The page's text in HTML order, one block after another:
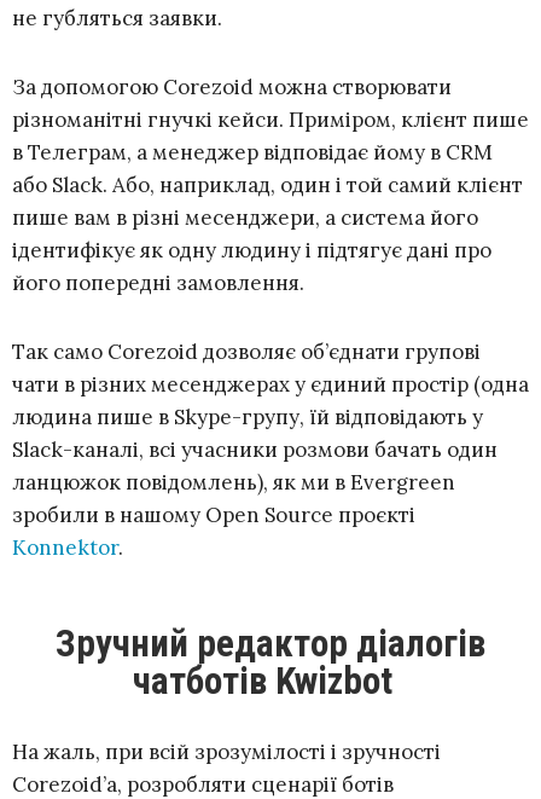
не губляться заявки.
За допомогою Corezoid можна створювати
різноманітні гнучкі кейси. Приміром, клієнт пише
в Телеграм, а менеджер відповідає йому в CRM
або Slack. Або, наприклад, один і той самий клієнт
пише вам в різні месенджери, а система його
ідентифікує як одну людину і підтягує дані про
його попередні замовлення.
Так само Corezoid дозволяє об’єднати групові
чати в різних месенджерах у єдиний простір (одна
людина пише в Skype-групу, їй відповідають у
Slack-каналі, всі учасники розмови бачать один
ланцюжок повідомлень), як ми в Evergreen
зробили в нашому Open Source проєкті
Konnektor.
Зручний редактор діалогів
чатботів Kwizbot
На жаль, при всій зрозумілості і зручності
Corezoid’а, розробляти сценарії ботів